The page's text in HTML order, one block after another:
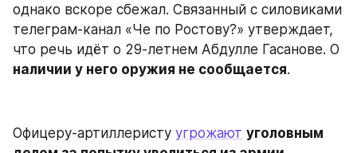
однако вскоре сбежал. Связанный с силовиками
телеграм-канал «Че по Ростову?» утверждает,
наличии у него оружия не сообщается.
Офицеру-артиллеристу угрожают уголовным